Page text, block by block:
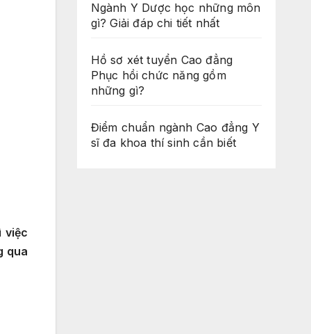
việc
qua
Ngành Y Dược học những môn
gì? Giải đáp chi tiết nhất
Hồ sơ xét tuyển Cao đẳng
Phục hồi chức năng gồm
những gì?
Điểm chuẩn ngành Cao đẳng Y
sĩ đa khoa thí sinh cần biết